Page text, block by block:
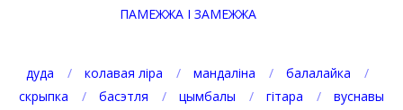
ПАМЕЖЖА І ЗАМЕЖЖА
дуда колавая ліра мандаліна
балалайка
скрыпка
басэтля цымбалы гітара
вуснавы